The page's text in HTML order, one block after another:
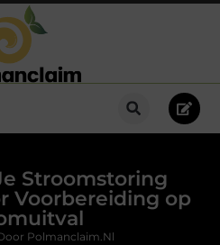
Stroomstoring
Voorbereiding op
Polmanclaim.nl